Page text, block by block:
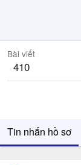
Bài viết
410
Tin nhắn hồ sơ